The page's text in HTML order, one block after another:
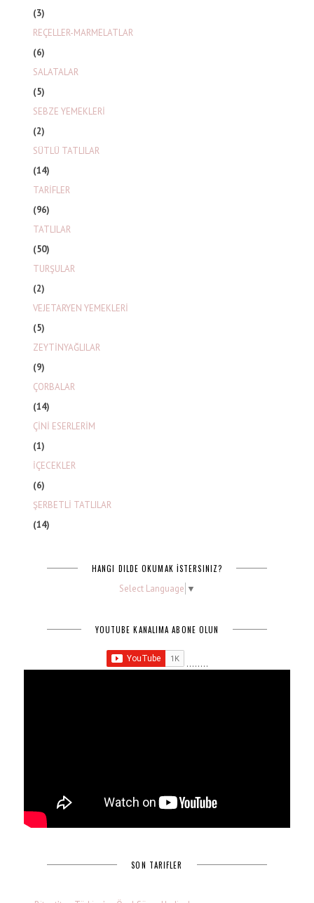
(3)
REÇELLER-MARMELATLAR
(6)
SALATALAR
(5)
SEBZE YEMEKLERİ
(2)
SÜTLÜ TATLILAR
(14)
TARİFLER
(96)
TATLILAR
(50)
TURŞULAR
(2)
VEJETARYEN YEMEKLERİ
(5)
ZEYTİNYAĞLILAR
(9)
ÇORBALAR
(14)
ÇİNİ ESERLERİM
(1)
İÇECEKLER
(6)
ŞERBETLİ TATLILAR
(14)
HANGI DILDE OKUMAK İSTERSINIZ?
Select Language ▼
YOUTUBE KANALIMA ABONE OLUN
........
SON TARIFLER